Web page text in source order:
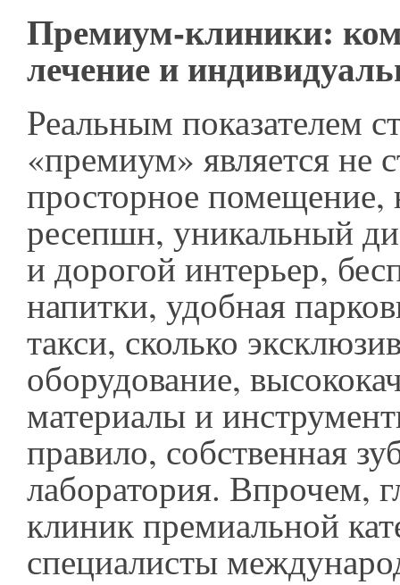
Премиум-клиники:
лечение и
Реальным показателем
«премиум» является не
просторное помещение,
ресепшн, уникальный
и дорогой интерьер,
напитки, удобная
такси, сколько
оборудование,
материалы и
правило, собственная
лаборатория. Впрочем,
клиник премиальной
специалисты